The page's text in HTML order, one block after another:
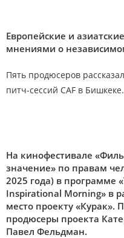
Европейские и
мнениями о
Пять продюсеров
питч-сессий CAF в Бишкеке.
На кинофестивале
значение» по правам
2025 года) в программе
Inspirational Morning» в
место проекту «Курак».
продюсеры проекта
Павел Фельдман.